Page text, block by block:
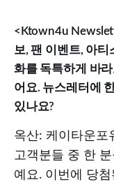
<Ktown4u
보, 팬 이벤트, 아
화를 독특하게 바
어요. 뉴스레터에
있나요?
옥산: 케이타운포
고객분들 중 한
예요. 이번에 당